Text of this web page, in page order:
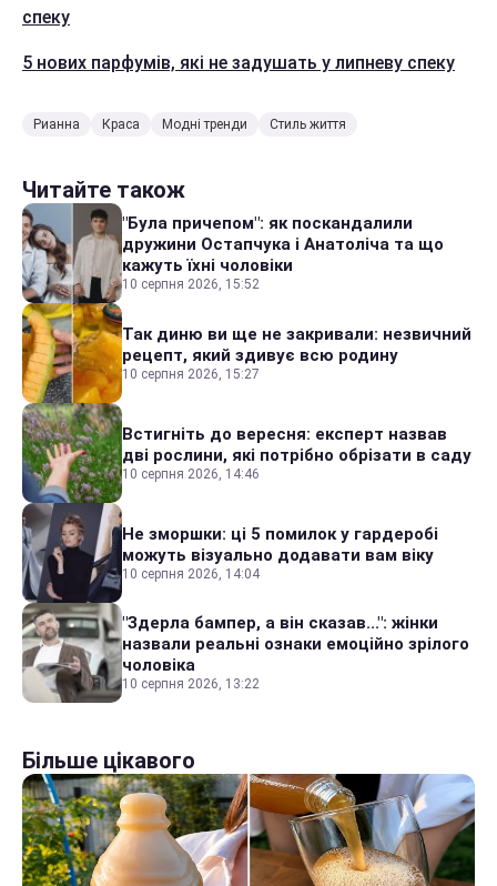
спеку
5 нових парфумів, які не задушать у липневу спеку
Рианна Краса Модні тренди Стиль життя
Читайте також
"Була причепом": як поскандалили
дружини Остапчука і Анатоліча та що
кажуть їхні чоловіки
10 серпня 2026, 15:52
Так диню ви ще не закривали: незвичний
рецепт, який здивує всю родину
10 серпня 2026, 15:27
Встигніть до вересня: експерт назвав
дві рослини, які потрібно обрізати в саду
10 серпня 2026, 14:46
Не зморшки: ці 5 помилок у гардеробі
можуть візуально додавати вам віку
10 серпня 2026, 14:04
"Здерла бампер, а він сказав...": жінки
назвали реальні ознаки емоційно зрілого
чоловіка
10 серпня 2026, 13:22
Більше цікавого